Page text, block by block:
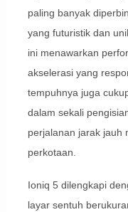
paling banyak
yang futuristik dan
ini menawarkan
akselerasi yang
tempuhnya juga
dalam sekali
perjalanan jarak jauh
perkotaan.
Ioniq 5 dilengkapi
layar sentuh